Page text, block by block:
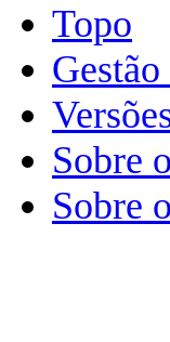
Topo
Sobre
Sobre